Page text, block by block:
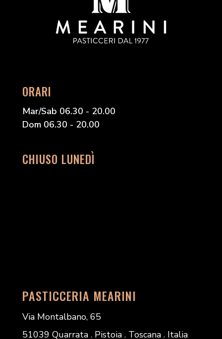
ORARI
Mar/Sab 06.30 - 20.00
Dom 06.30 - 20.00
CHIUSO LUNEDÌ
PASTICCERIA MEARINI
Via Montalbano, 65
51039 Quarrata . Pistoia . Toscana . Italia